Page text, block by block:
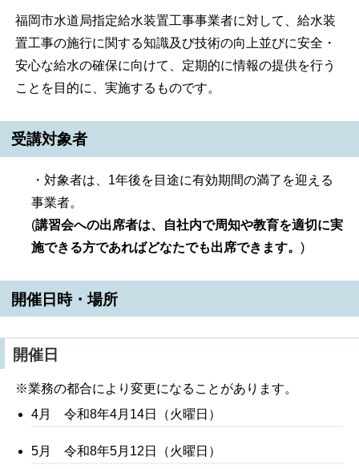
福岡市水道局指定給水装置工事事業者に対して、給水装
置工事の施行に関する知識及び技術の向上並びに安全・
安心な給水の確保に向けて、定期的に情報の提供を行う
ことを目的に、実施するものです。
受講対象者
・対象者は、1年後を目途に有効期間の満了を迎える
事業者。
(講習会への出席者は、自社内で周知や教育を適切に実
施できる方であればどなたでも出席できます。)
開催日時・場所
開催日
※業務の都合により変更になることがあります。
4月 令和8年4月14日（火曜日）
5月 令和8年5月12日（火曜日）